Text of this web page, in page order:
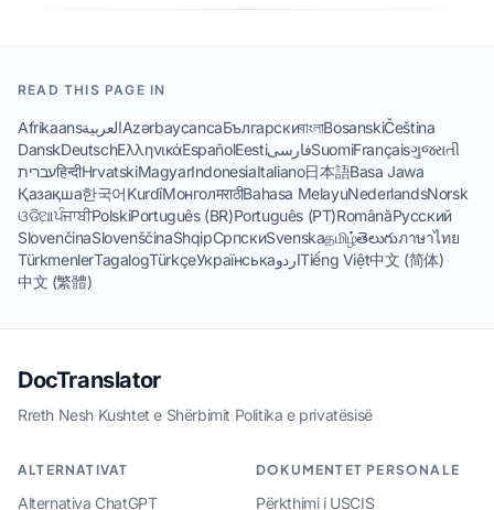
READ THIS PAGE IN
AfrikaansالعربيةAzərbaycancaБългарскиবাংলাBosanskiČeština
DanskDeutschΕλληνικάEspañolEestiفارسیSuomiFrançaisગુજરાતી
עבריתहिन्दीHrvatskiMagyarIndonesiaItaliano日本語Basa Jawa
Қазақша한국어KurdîМонголमराठीBahasa MelayuNederlandsNorsk
ଓଡିଆਪੰਜਾਬੀPolskiPortuguês (BR)Português (PT)RomânăРусский
SlovenčinaSlovenščinaShqipСрпскиSvenskaதமிழ்తెలుగుภาษาไทย
TürkmenlerTagalogTürkçeУкраїнськаاردوTiếng Việt中文 (简体)
中文 (繁體)
DocTranslator
Rreth Nesh·Kushtet e Shërbimit·Politika e privatësisë
ALTERNATIVAT
Alternativa ChatGPT
DOKUMENTET PERSONALE
Përkthimi i USCIS